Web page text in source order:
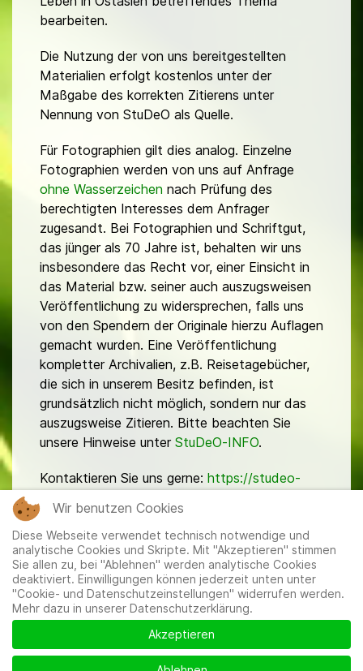
bearbeiten.
Die Nutzung der von uns bereitgestellten
Materialien erfolgt kostenlos unter der
Maßgabe des korrekten Zitierens unter
Nennung von StuDeO als Quelle.
Für Fotographien gilt dies analog. Einzelne
Fotographien werden von uns auf Anfrage
ohne Wasserzeichen nach Prüfung des
berechtigten Interesses dem Anfrager
zugesandt. Bei Fotographien und Schriftgut,
das jünger als 70 Jahre ist, behalten wir uns
insbesondere das Recht vor, einer Einsicht in
das Material bzw. seiner auch auszugsweisen
Veröffentlichung zu widersprechen, falls uns
von den Spendern der Originale hierzu Auflagen
gemacht wurden. Eine Veröffentlichung
kompletter Archivalien, z.B. Reisetagebücher,
die sich in unserem Besitz befinden, ist
grundsätzlich nicht möglich, sondern nur das
auszugsweise Zitieren. Bitte beachten Sie
unsere Hinweise unter StuDeO-INFO.
Kontaktieren Sie uns gerne: https://studeo-
Mitglieder|Impressum|Datenschutzerklärung|Cookie-
und Datenschutzeinstellungen
Wir benutzen Cookies
Diese Webseite verwendet technisch notwendige und
analytische Cookies und Skripte. Mit "Akzeptieren" stimmen
Sie allen zu, bei "Ablehnen" werden analytische Cookies
deaktiviert. Einwilligungen können jederzeit unten unter
"Cookie- und Datenschutzeinstellungen" widerrufen werden.
Mehr dazu in unserer Datenschutzerklärung.
Akzeptieren